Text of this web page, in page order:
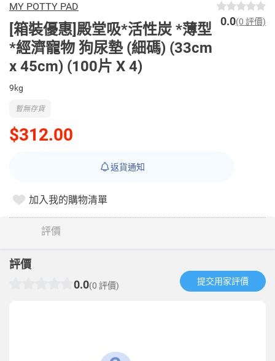
MY POTTY PAD
[箱裝優惠]殿堂吸*活性炭 *薄型
*經濟寵物 狗尿墊 (細碼) (33cm
x 45cm) (100片 X 4)
0.0(0 評價)
9kg
$312.00
暫無存貨
返貨通知
加入我的購物清單
評價
評價
0.0(0 評價) 提交用家評價​